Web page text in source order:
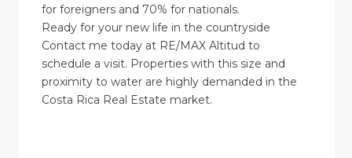
for foreigners and 70% for nationals.
Ready for your new life in the countryside
Contact me today at RE/MAX Altitud to
schedule a visit. Properties with this size and
proximity to water are highly demanded in the
Costa Rica Real Estate market.